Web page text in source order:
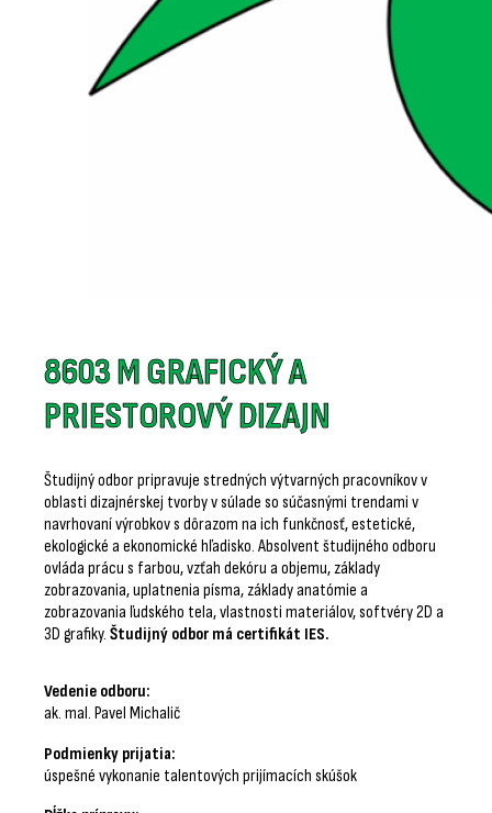
8603 M GRAFICKÝ A
PRIESTOROVÝ DIZAJN
Študijný odbor pripravuje stredných výtvarných pracovníkov v
oblasti dizajnérskej tvorby v súlade so súčasnými trendami v
navrhovaní výrobkov s dôrazom na ich funkčnosť, estetické,
ekologické a ekonomické hľadisko. Absolvent študijného odboru
ovláda prácu s farbou, vzťah dekóru a objemu, základy
zobrazovania, uplatnenia písma, základy anatómie a
zobrazovania ľudského tela, vlastnosti materiálov, softvéry 2D a
3D grafiky. Študijný odbor má certifikát IES.
Vedenie odboru:
ak. mal. Pavel Michalič
Podmienky prijatia:
úspešné vykonanie talentových prijímacích skúšok